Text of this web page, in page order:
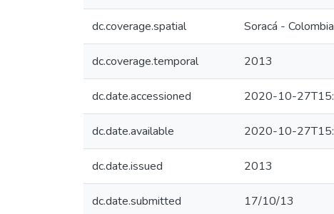
dc.coverage.spatial Soracá - Colombia
dc.coverage.temporal 2013
dc.date.accessioned 2020-10-
dc.date.available 2020-10-
dc.date.issued 2013
dc.date.submitted 17/10/13